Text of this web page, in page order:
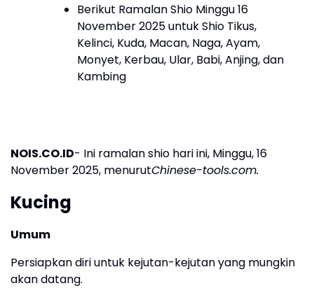
Berikut Ramalan Shio Minggu 16
November 2025 untuk Shio Tikus,
Kelinci, Kuda, Macan, Naga, Ayam,
Monyet, Kerbau, Ular, Babi, Anjing, dan
Kambing
NOIS.CO.ID- Ini ramalan shio hari ini, Minggu, 16
November 2025, menurutChinese-tools.com.
Kucing
Umum
Persiapkan diri untuk kejutan-kejutan yang mungkin
akan datang.